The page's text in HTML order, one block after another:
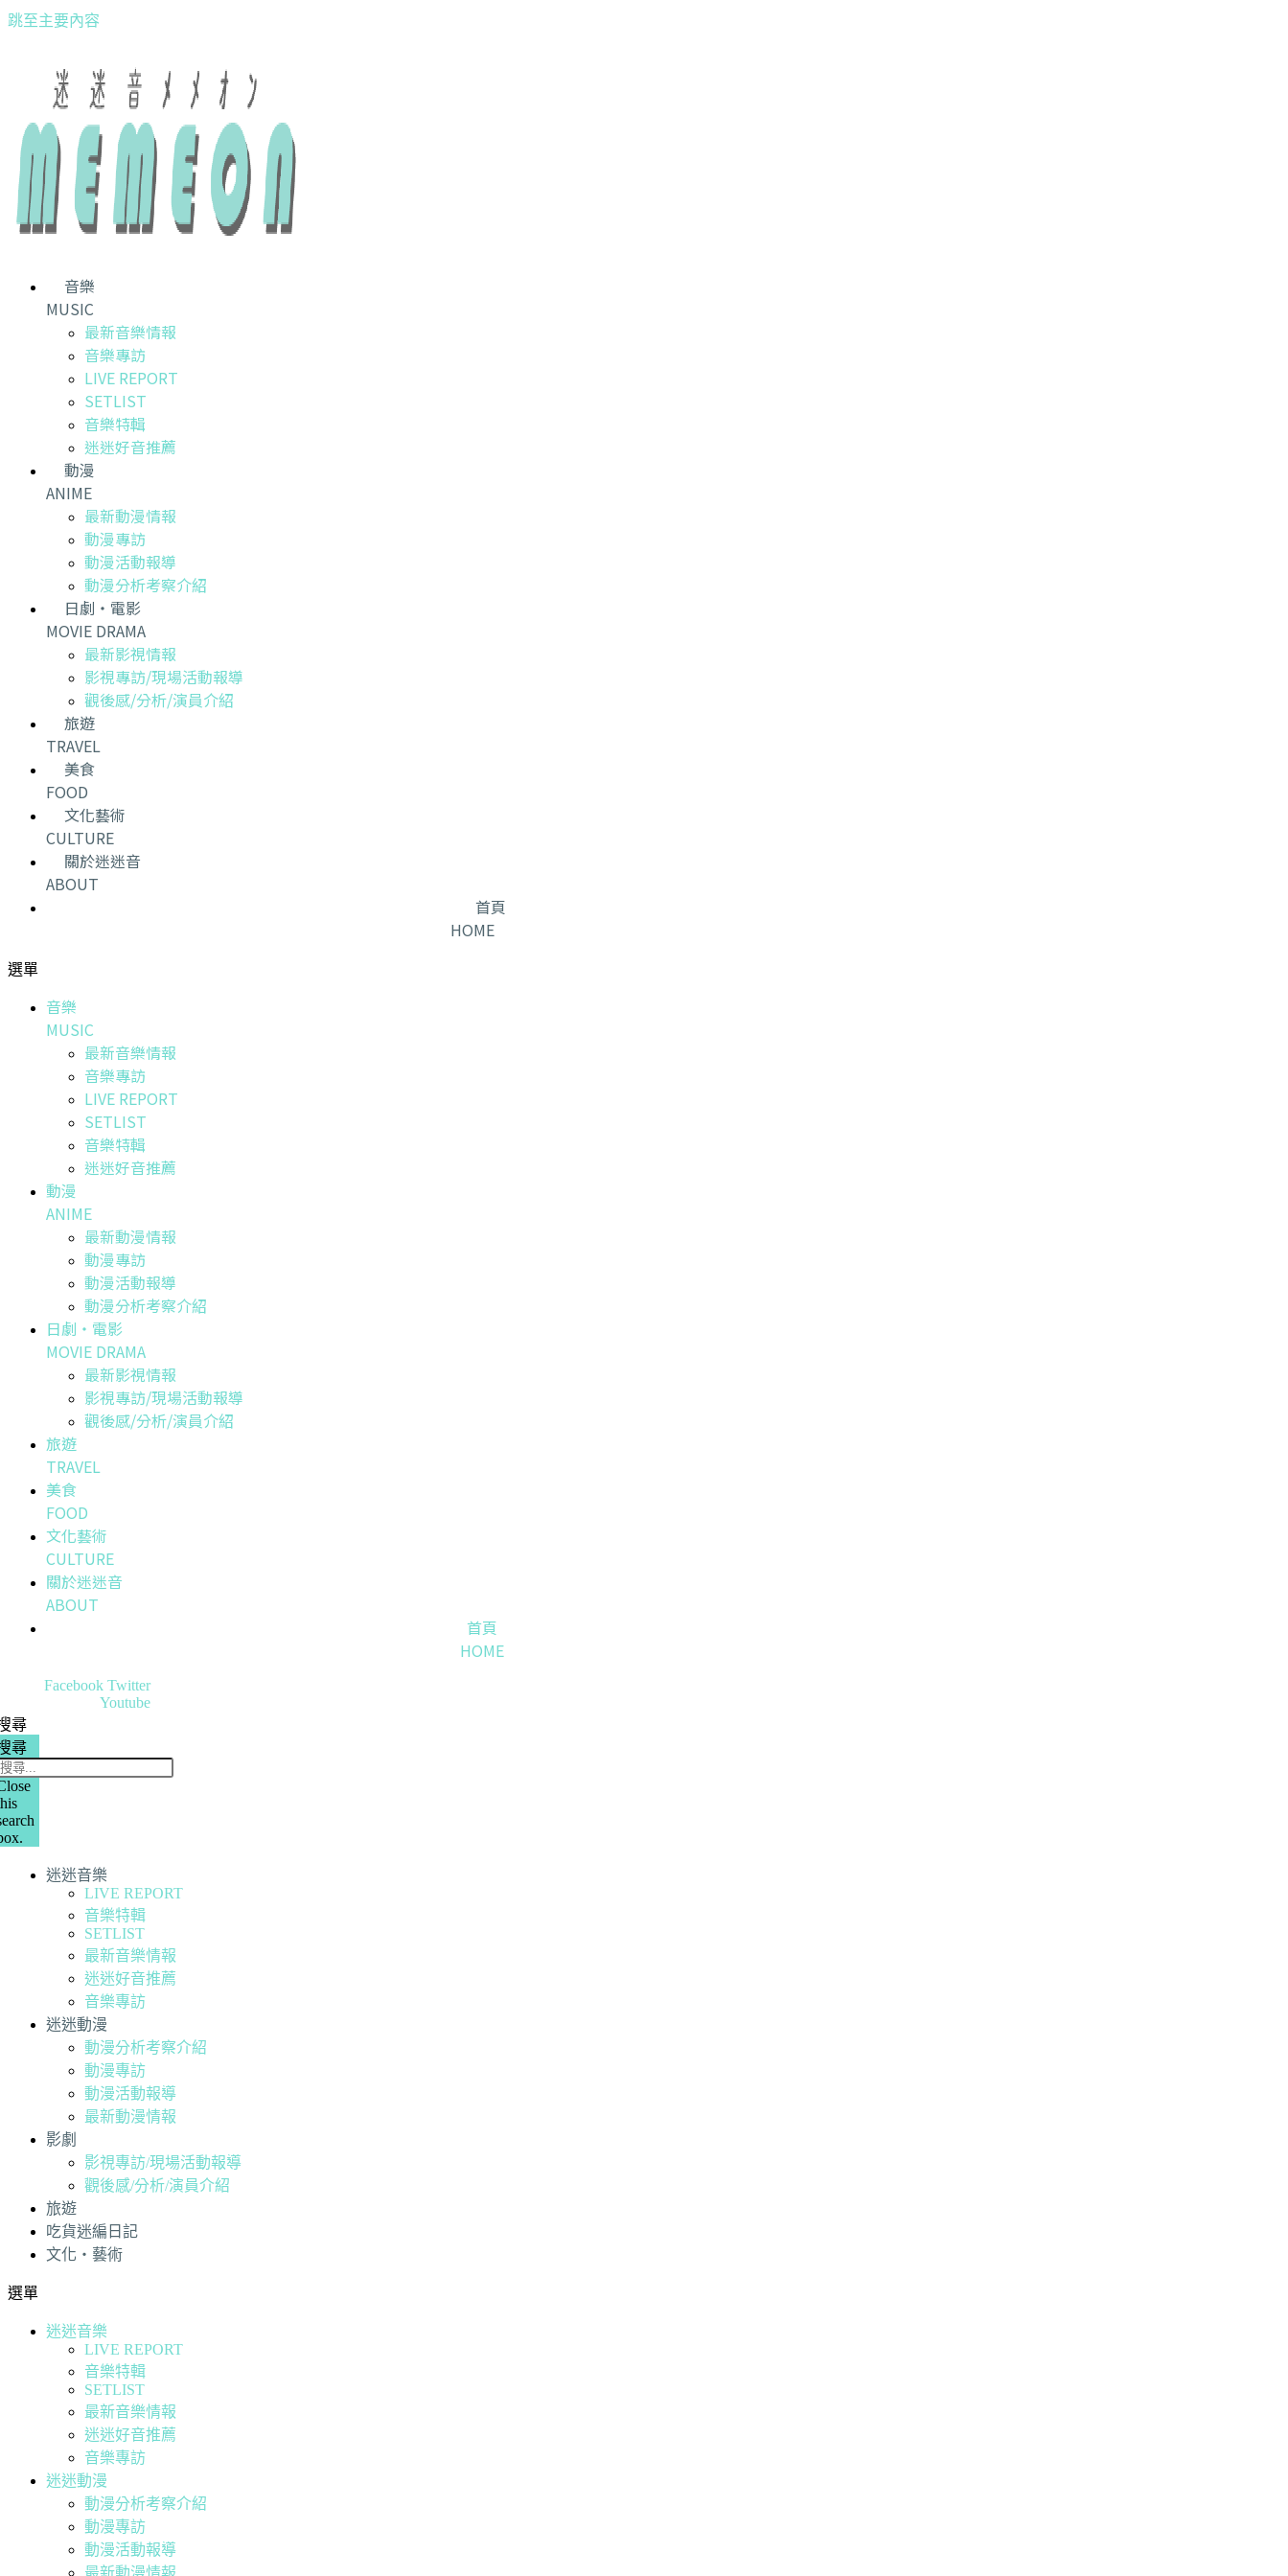
跳至主要內容
音樂
MUSIC
最新音樂情報
音樂專訪
LIVE REPORT
SETLIST
音樂特輯
迷迷好音推薦
動漫
ANIME
最新動漫情報
動漫專訪
動漫活動報導
動漫分析考察介紹
日劇・電影
MOVIE DRAMA
最新影視情報
影視專訪/現場活動報導
觀後感/分析/演員介紹
旅遊
TRAVEL
美食
FOOD
文化藝術
CULTURE
關於迷迷音
ABOUT
首頁
HOME
選單
音樂
MUSIC
最新音樂情報
音樂專訪
LIVE REPORT
SETLIST
音樂特輯
迷迷好音推薦
動漫
ANIME
最新動漫情報
動漫專訪
動漫活動報導
動漫分析考察介紹
日劇・電影
MOVIE DRAMA
最新影視情報
影視專訪/現場活動報導
觀後感/分析/演員介紹
旅遊
TRAVEL
美食
FOOD
文化藝術
CULTURE
關於迷迷音
ABOUT
首頁
HOME
Facebook Twitter
Youtube
尋
尋
迷迷音樂
LIVE REPORT
音樂特輯
SETLIST
最新音樂情報
迷迷好音推薦
音樂專訪
迷迷動漫
動漫分析考察介紹
動漫專訪
動漫活動報導
最新動漫情報
影劇
影視專訪/現場活動報導
觀後感/分析/演員介紹
旅遊
吃貨迷編日記
文化・藝術
選單
迷迷音樂
LIVE REPORT
音樂特輯
SETLIST
最新音樂情報
迷迷好音推薦
音樂專訪
迷迷動漫
動漫分析考察介紹
動漫專訪
動漫活動報導
最新動漫情報